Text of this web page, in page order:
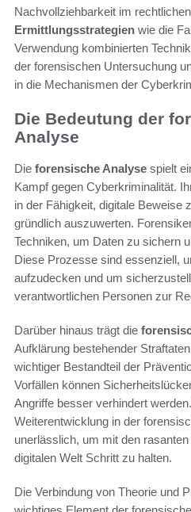
Nachvollziehbarkeit im
Ermittlungsstrategien wie die
Verwendung kombinierten
der forensischen Untersuchung
in die Mechanismen der
Die Bedeutung der
Analyse
Die forensische Analyse spielt
Kampf gegen Cyberkriminalität.
in der Fähigkeit, digitale Beweise
gründlich auszuwerten.
Techniken, um Daten zu sichern
Diese Prozesse sind essenziell,
aufzudecken und um
verantwortlichen Personen zur
Darüber hinaus trägt die
Aufklärung bestehender
wichtiger Bestandteil der
Vorfällen können
Angriffe besser verhindert
Weiterentwicklung in der
unerlässlich, um mit den
digitalen Welt Schritt zu halten.
Die Verbindung von Theorie und